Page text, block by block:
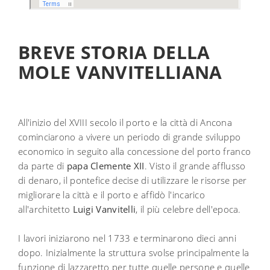
BREVE STORIA DELLA
MOLE VANVITELLIANA
All'inizio del XVIII secolo il porto e la città di Ancona
cominciarono a vivere un periodo di grande sviluppo
economico in seguito alla concessione del porto franco
da parte di papa Clemente XII. Visto il grande afflusso
di denaro, il pontefice decise di utilizzare le risorse per
migliorare la città e il porto e affidò l'incarico
all'architetto Luigi Vanvitelli, il più celebre dell'epoca.
I lavori iniziarono nel 1733 e terminarono dieci anni
dopo. Inizialmente la struttura svolse principalmente la
funzione di lazzaretto per tutte quelle persone e quelle